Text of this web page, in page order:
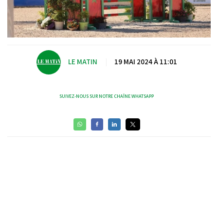
LE MATIN 19 MAI 2024 À 11:01
SUIVEZ-NOUS SUR NOTRE CHAÎNE WHATSAPP